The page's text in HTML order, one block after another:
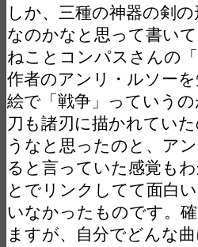
しか、三種の神器の剣
なのかなと思って書い
ねことコンパスさんの
作者のアンリ・ルソー
絵で「戦争」っていう
刀も諸刃に描かれてい
うなと思ったのと、ア
ると言っていた感覚も
とでリンクしてて面白
いなかったものです。
ますが、自分でどんな